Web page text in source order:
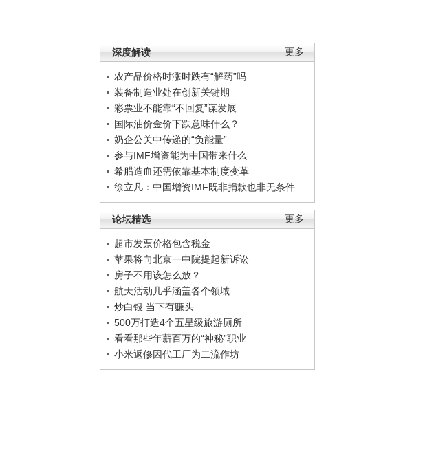
更多
深度解读
农产品价格时涨时跌有“解药”吗
装备制造业处在创新关键期
彩票业不能靠“不回复”谋发展
国际油价金价下跌意味什么？
奶企公关中传递的“负能量”
参与IMF增资能为中国带来什么
希腊造血还需依靠基本制度变革
徐立凡：中国增资IMF既非捐款也非无条件
更多
论坛精选
超市发票价格包含税金
苹果将向北京一中院提起新诉讼
房子不用该怎么放？
航天活动几乎涵盖各个领域
炒白银 当下有赚头
500万打造4个五星级旅游厕所
看看那些年薪百万的“神秘”职业
小米返修因代工厂为二流作坊